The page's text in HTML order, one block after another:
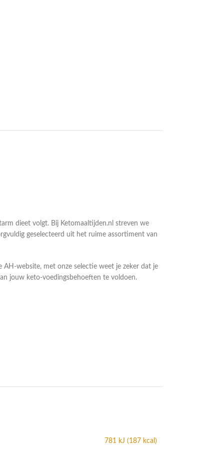
dieet volgt. Bij Ketomaaltijden.nl streven we
geselecteerd uit het ruime assortiment van
website, met onze selectie weet je zeker dat je
jouw keto-voedingsbehoeften te voldoen.
781 kJ (187 kcal)